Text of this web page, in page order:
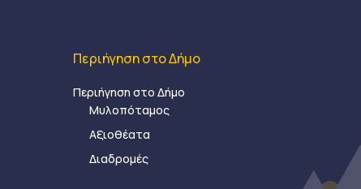
Περιήγηση στο Δήμο
Περιήγηση στο Δήμο
Μυλοπόταμος
Αξιοθέατα
Διαδρομές